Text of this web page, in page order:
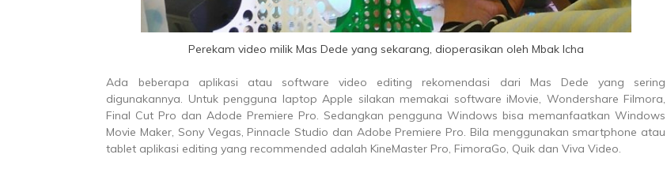
Perekam video milik Mas Dede yang sekarang, dioperasikan oleh Mbak Icha
Ada beberapa aplikasi atau software video editing rekomendasi dari Mas Dede yang sering
digunakannya. Untuk pengguna laptop Apple silakan memakai software iMovie, Wondershare Filmora,
Final Cut Pro dan Adode Premiere Pro. Sedangkan pengguna Windows bisa memanfaatkan Windows
Movie Maker, Sony Vegas, Pinnacle Studio dan Adobe Premiere Pro. Bila menggunakan smartphone atau
tablet aplikasi editing yang recommended adalah KineMaster Pro, FimoraGo, Quik dan Viva Video.